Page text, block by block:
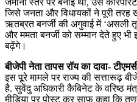
जिसे जनता और विधायकों ने पूरी तरह
ऋतब्रत बनर्जी की अगुवाई में
और ममता बनर्जी को सम्मान देते हुए
बढ़ेंगे।
बीजेपी नेता तापस रॉय का दावा-
इस पूरे मामले पर राज्य की सत्तारूढ़
है. सुवेंदु अधिकारी कैबिनेट के वरिष्ठ
मीडिया पर पोस्ट कर साफ कहा कि